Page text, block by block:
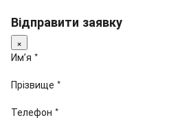
Відправити заявку
×
Имʼя *
Прізвище *
Телефон *